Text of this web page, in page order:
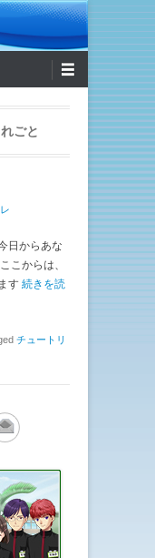
ごと
日からあな
こからは、
す 続きを読
チュートリ